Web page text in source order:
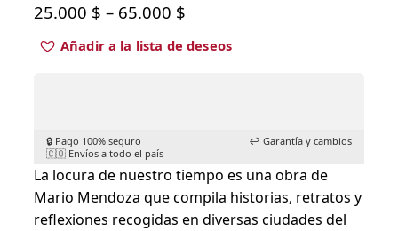
25.000 $ – 65.000 $
n
g
Añadir a la lista de deseos
🔒 Pago 100% seguro
↩️ Garantía y cambios
🇨🇴 Envíos a todo el país
La locura de nuestro tiempo es una obra de
Mario Mendoza que compila historias, retratos y
reflexiones recogidas en diversas ciudades del